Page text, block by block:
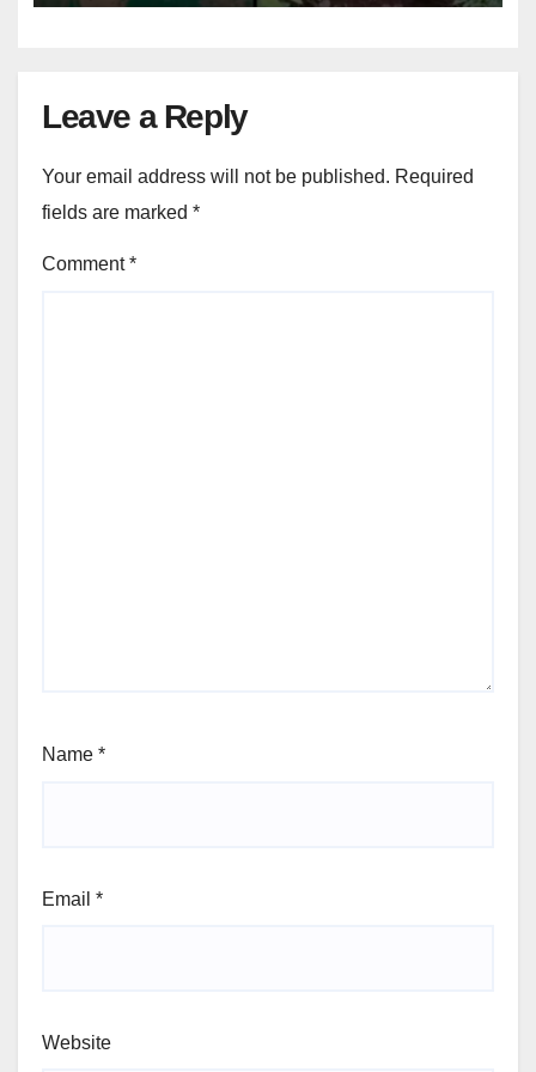
Leave a Reply
Your email address will not be published. Required
fields are marked *
Comment*
Name *
Email *
Website